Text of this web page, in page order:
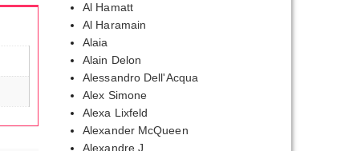
Al Hamatt
Al Haramain
Alaia
Alain Delon
Alessandro Dell'Acqua
Alex Simone
Alexa Lixfeld
Alexander McQueen
Alexandre.J